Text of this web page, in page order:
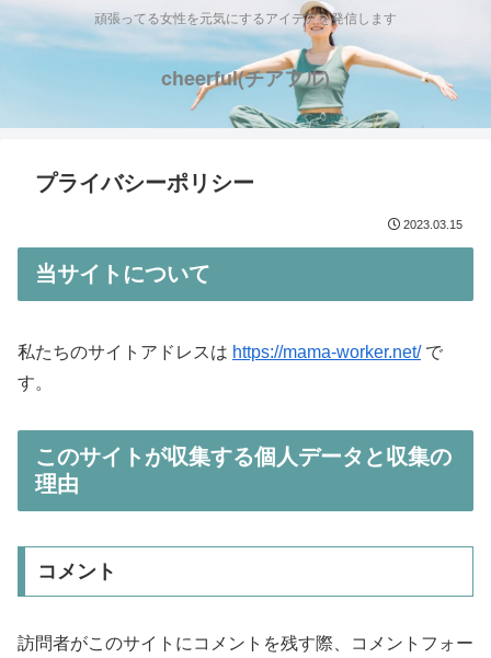
頑張ってる女性を元気にするアイデアを発信します
cheerful(チアフル)
プライバシーポリシー
2023.03.15
当サイトについて
私たちのサイトアドレスは https://mama-worker.net/で
す。
このサイトが収集する個人データと収集の
理由
コメント
訪問者がこのサイトにコメントを残す際、コメントフォー